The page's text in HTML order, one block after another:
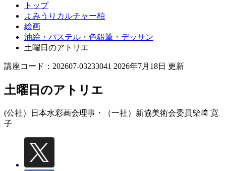
トップ
よみうりカルチャー柏
絵画
油絵・パステル・色鉛筆・デッサン
土曜日のアトリエ
講座コード：202607-03233041 2026年7月18日 更新
土曜日のアトリエ
(公社）日本水彩画会理事・（一社）新協美術会委員柴﨑 寛
子